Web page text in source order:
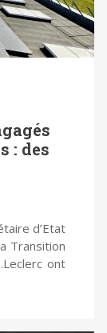
: des
d’Etat
Transition
ont